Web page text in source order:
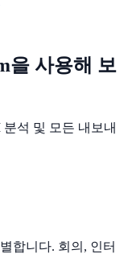
을 사용해 보
석 및 모든 내보내
합니다. 회의, 인터